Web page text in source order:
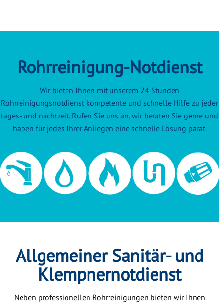
Rohrreinigung-Notdienst
Wir bieten Ihnen mit unserem 24 Stunden
Rohrreinigungsnotdienst kompetente und schnelle Hilfe zu jeder
tages- und nachtzeit. Rufen Sie uns an, wir beraten Sie gerne und
haben für jedes Ihrer Anliegen eine schnelle Lösung parat.
Allgemeiner Sanitär- und
Klempnernotdienst
Neben professionellen Rohrreinigungen bieten wir Ihnen